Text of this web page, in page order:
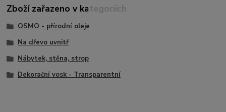
Zboží zařazeno v kategoriích
OSMO - přírodní oleje
Na dřevo uvnitř
Nábytek, stěna, strop
Dekorační vosk - Transparentní